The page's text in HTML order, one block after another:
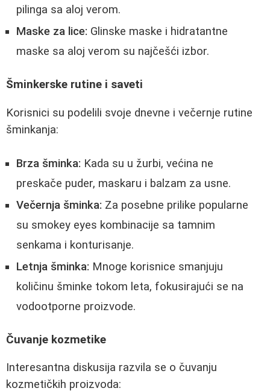
pilinga sa aloj verom.
Maske za lice: Glinske maske i hidratantne
maske sa aloj verom su najčešći izbor.
Šminkerske rutine i saveti
Korisnici su podelili svoje dnevne i večernje rutine
šminkanja:
Brza šminka: Kada su u žurbi, većina ne
preskače puder, maskaru i balzam za usne.
Večernja šminka: Za posebne prilike popularne
su smokey eyes kombinacije sa tamnim
senkama i konturisanje.
Letnja šminka: Mnoge korisnice smanjuju
količinu šminke tokom leta, fokusirajući se na
vodootporne proizvode.
Čuvanje kozmetike
Interesantna diskusija razvila se o čuvanju
kozmetičkih proizvoda: